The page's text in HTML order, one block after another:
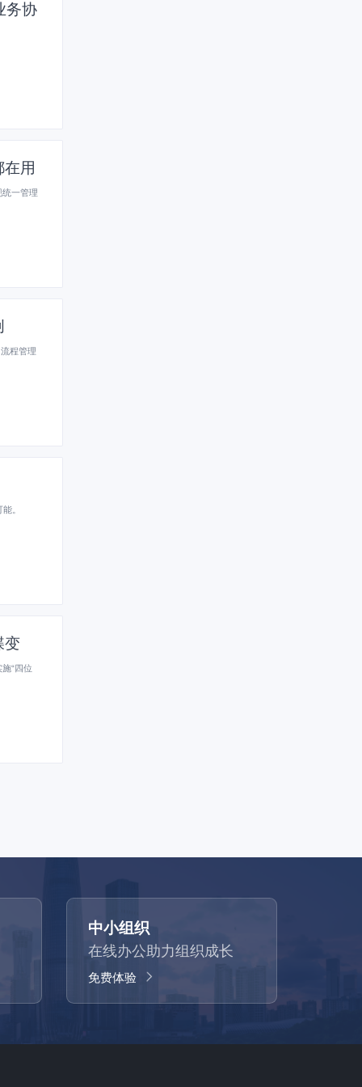
务协
用
一管理
程管理
。
变
“四位
中小组织
在线办公助力组织成长
免费体验